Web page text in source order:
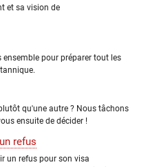
et sa vision de
pour préparer tout les
qu'une autre ? Nous tâchons
ensuite de décider !
refus
un refus pour son visa